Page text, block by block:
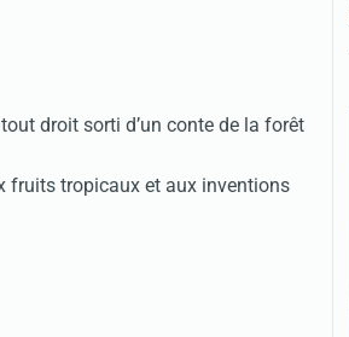
droit sorti d’un conte de la forêt
fruits tropicaux et aux inventions